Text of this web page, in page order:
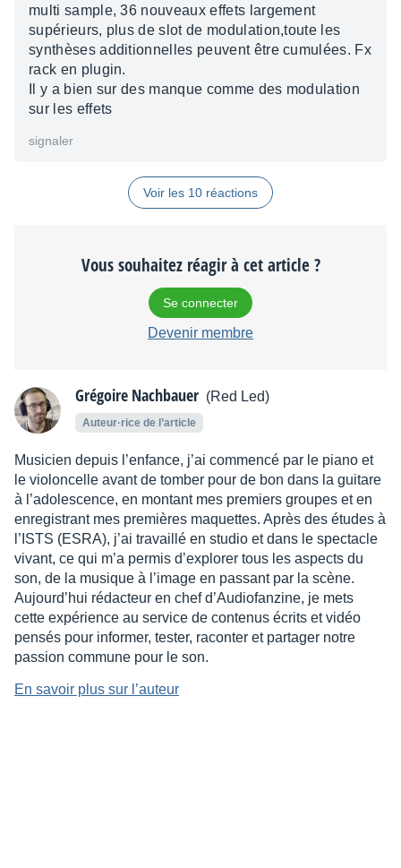
multi sample, 36 nouveaux effets largement
supérieurs, plus de slot de modulation,toute les
synthèses additionnelles peuvent être cumulées. Fx
rack en plugin.
Il y a bien sur des manque comme des modulation
sur les effets
signaler
Voir les 10 réactions
Vous souhaitez réagir à cet article ?
Se connecter
Devenir membre
Grégoire Nachbauer (Red Led)
Auteur·rice de l’article
Musicien depuis l’enfance, j’ai commencé par le piano et
le violoncelle avant de tomber pour de bon dans la guitare
à l’adolescence, en montant mes premiers groupes et en
enregistrant mes premières maquettes. Après des études à
l’ISTS (ESRA), j’ai travaillé en studio et dans le spectacle
vivant, ce qui m’a permis d’explorer tous les aspects du
son, de la musique à l’image en passant par la scène.
Aujourd’hui rédacteur en chef d’Audiofanzine, je mets
cette expérience au service de contenus écrits et vidéo
pensés pour informer, tester, raconter et partager notre
passion commune pour le son.
En savoir plus sur l’auteur